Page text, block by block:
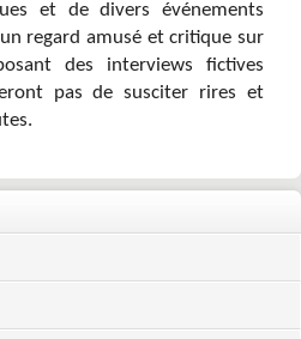
et de divers événements
regard amusé et critique sur
des interviews fictives
pas de susciter rires et